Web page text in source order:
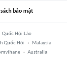
sách bảo mật
Quốc Hội Lào
Quốc Hội
Malaysia
Australia